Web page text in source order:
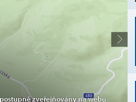
zveřejňovány na webu